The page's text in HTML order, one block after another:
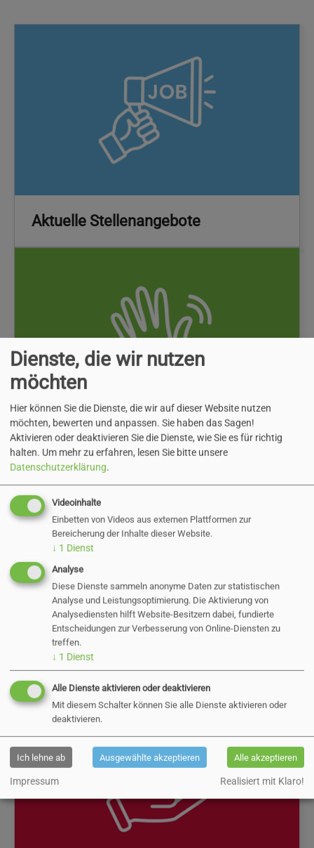
Aktuelle Stellenangebote
Das sind wir
Ausbildung, Studium & mehr...
Dienste, die wir nutzen
möchten
Hier können Sie die Dienste, die wir auf dieser Website nutzen
möchten, bewerten und anpassen. Sie haben das Sagen!
Aktivieren oder deaktivieren Sie die Dienste, wie Sie es für richtig
halten. Um mehr zu erfahren, lesen Sie bitte unsere
Datenschutzerklärung.
Videoinhalte
Einbetten von Videos aus externen Plattformen zur
Bereicherung der Inhalte dieser Website.
↓ 1 Dienst
Analyse
Diese Dienste sammeln anonyme Daten zur statistischen
Analyse und Leistungsoptimierung. Die Aktivierung von
Analysediensten hilft Website-Besitzern dabei, fundierte
Entscheidungen zur Verbesserung von Online-Diensten zu
treffen.
↓ 1 Dienst
Alle Dienste aktivieren oder deaktivieren
Mit diesem Schalter können Sie alle Dienste aktivieren oder
deaktivieren.
Ich lehne ab Ausgewählte akzeptieren Alle akzeptieren
Impressum Realisiert mit Klaro!